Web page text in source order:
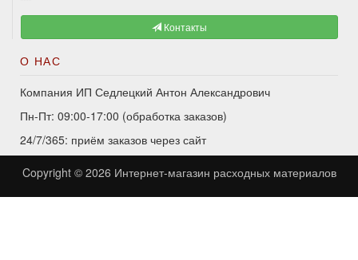
Контакты
О НАС
Компания ИП Седлецкий Антон Александрович
Пн-Пт: 09:00-17:00 (обработка заказов)
24/7/365: приём заказов через сайт
Copyright © 2026 Интернет-магазин расходных материалов